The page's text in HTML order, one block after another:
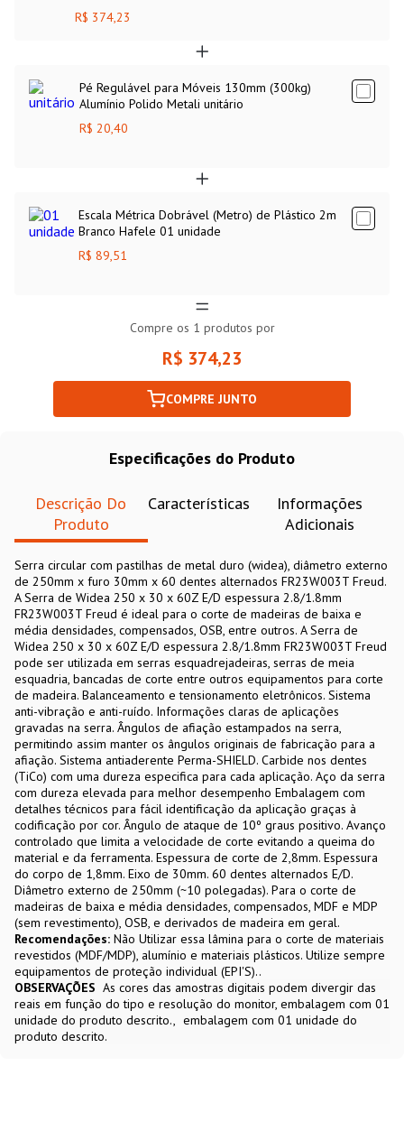
R$ 374,23
Pé Regulável para Móveis 130mm (300kg)
Alumínio Polido Metali unitário
R$ 20,40
Escala Métrica Dobrável (Metro) de Plástico 2m
Branco Hafele 01 unidade
R$ 89,51
Compre os 1 produtos por
R$ 374,23
COMPRE JUNTO
Especificações do Produto
Descrição Do
Produto
Características
Informações
Adicionais
Serra circular com pastilhas de metal duro (widea), diâmetro externo
de 250mm x furo 30mm x 60 dentes alternados FR23W003T Freud.
A Serra de Widea 250 x 30 x 60Z E/D espessura 2.8/1.8mm
FR23W003T Freud é ideal para o corte de madeiras de baixa e
média densidades, compensados, OSB, entre outros. A Serra de
Widea 250 x 30 x 60Z E/D espessura 2.8/1.8mm FR23W003T Freud
pode ser utilizada em serras esquadrejadeiras, serras de meia
esquadria, bancadas de corte entre outros equipamentos para corte
de madeira. Balanceamento e tensionamento eletrônicos. Sistema
anti-vibração e anti-ruído. Informações claras de aplicações
gravadas na serra. Ângulos de afiação estampados na serra,
permitindo assim manter os ângulos originais de fabricação para a
afiação. Sistema antiaderente Perma-SHIELD. Carbide nos dentes
(TiCo) com uma dureza especifica para cada aplicação. Aço da serra
com dureza elevada para melhor desempenho Embalagem com
detalhes técnicos para fácil identificação da aplicação graças à
codificação por cor. Ângulo de ataque de 10º graus positivo. Avanço
controlado que limita a velocidade de corte evitando a queima do
material e da ferramenta. Espessura de corte de 2,8mm. Espessura
do corpo de 1,8mm. Eixo de 30mm. 60 dentes alternados E/D.
Diâmetro externo de 250mm (~10 polegadas). Para o corte de
madeiras de baixa e média densidades, compensados, MDF e MDP
(sem revestimento), OSB, e derivados de madeira em geral.
Recomendações: Não Utilizar essa lâmina para o corte de materiais
revestidos (MDF/MDP), alumínio e materiais plásticos. Utilize sempre
equipamentos de proteção individual (EPI'S)..
OBSERVAÇÕES As cores das amostras digitais podem divergir das
reais em função do tipo e resolução do monitor, embalagem com 01
unidade do produto descrito.
embalagem com 01 unidade do
produto descrito.